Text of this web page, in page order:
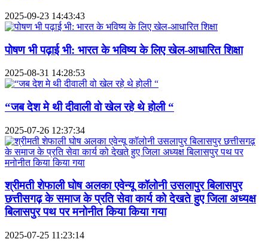
2025-09-23 14:43:43
पोषण भी पढ़ाई भी: भारत के भविष्य के लिए खेल-आधारित शिक्षा
2025-08-31 14:28:53
“जब देश मे थी दीवाली वो खेल रहे थे होली “
2025-07-26 12:37:34
श्रीमती शेफाली घोष अलका एवेन्यू कॉलोनी उसलापुर बिलासपुर
छत्तीसगढ़ के समाज के प्रति सेवा कार्य को देखते हुए जिला अध्यक्ष
बिलासपुर पथ पर मनोनीत किया किया गया
2025-07-25 11:23:14